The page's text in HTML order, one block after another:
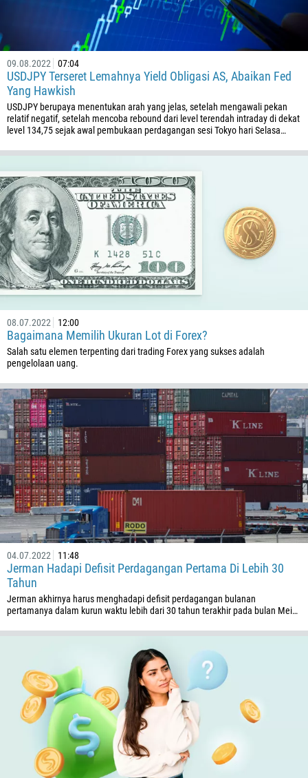
09.08.2022 07:04
USDJPY Terseret Lemahnya Yield Obligasi AS, Abaikan Fed
Yang Hawkish
USDJPY berupaya menentukan arah yang jelas, setelah mengawali pekan
relatif negatif, setelah mencoba rebound dari level terendah intraday di dekat
level 134,75 sejak awal pembukaan perdagangan sesi Tokyo hari Selasa…
08.07.2022 12:00
Bagaimana Memilih Ukuran Lot di Forex?
Salah satu elemen terpenting dari trading Forex yang sukses adalah
pengelolaan uang.
04.07.2022 11:48
Jerman Hadapi Defisit Perdagangan Pertama Di Lebih 30
Tahun
Jerman akhirnya harus menghadapi defisit perdagangan bulanan
pertamanya dalam kurun waktu lebih dari 30 tahun terakhir pada bulan Mei…